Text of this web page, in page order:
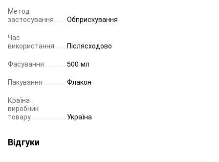
Метод
застосування
Обприскування
Час
використання
Післясходово
Фасування
500 мл
Пакування
Флакон
Країна-
виробник
товару
Україна
Відгуки